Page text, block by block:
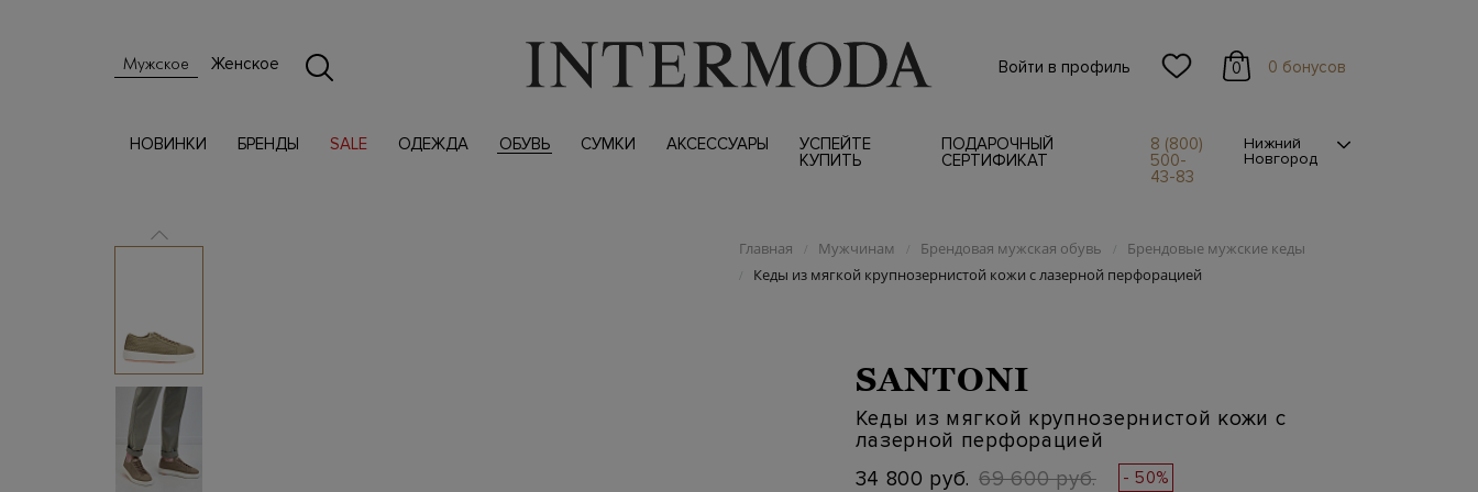
Мужское Женское Войти в профиль 0 0 бонусов
НОВИНКИ БРЕНДЫ SALE ОДЕЖДА ОБУВЬ СУМКИ АКСЕССУАРЫ
УСПЕЙТЕ
КУПИТЬ
ПОДАРОЧНЫЙ
СЕРТИФИКАТ
8 (800)
500-
43-83
Нижний
Новгород
Главная / Мужчинам / Брендовая мужская обувь / Брендовые мужские кеды
/ Кеды из мягкой крупнозернистой кожи с лазерной перфорацией
SANTONI
Кеды из мягкой крупнозернистой кожи с
лазерной перфорацией
34 800 руб. 69 600 руб. - 50%